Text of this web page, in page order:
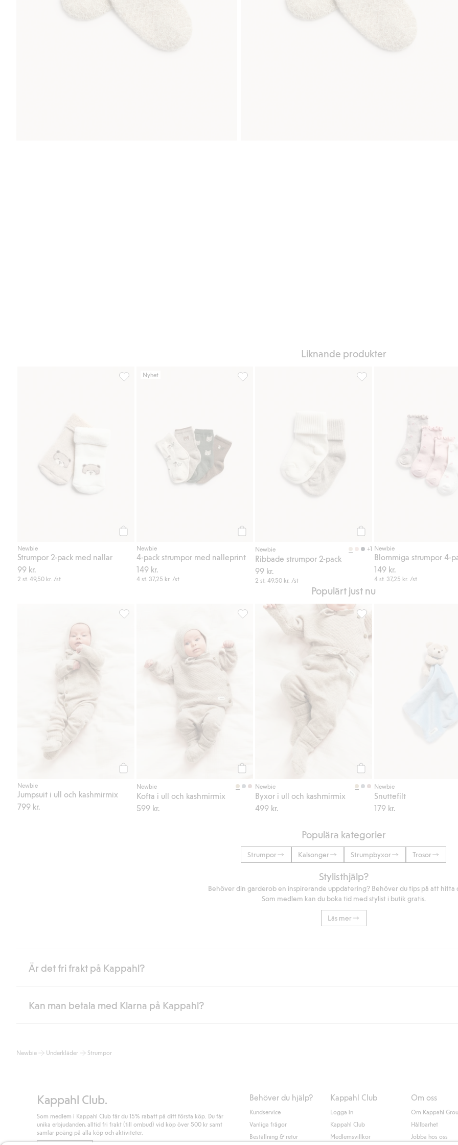
Liknande produkter
Newbie
Strumpor 2-pack med nallar
99 kr.
2 st. 49,50 kr. /st
Nyhet
Newbie
4-pack strumpor med nalleprint
149 kr.
4 st. 37,25 kr. /st
Newbie +1
Ribbade strumpor 2-pack
99 kr.
2 st.49,50 kr. /st
Newbie
Blommiga strumpor 4-
149 kr.
4 st. 37,25 kr. /st
Populärt just nu
Newbie
Jumpsuit i ull och kashmirmix
799 kr.
Jumpsuit i ull och kashmirmix, Lägg till i favoriter
Newbie
Kofta i ull och kashmirmix
599 kr.
Kofta i ull och kashmirmix, Lägg till i favoriter
Newbie
Byxor i ull och kashmirmix
499 kr.
Newbie
Snuttefilt
179 kr.
Populära kategorier
Strumpor Kalsonger Strumpbyxor Trosor
Stylisthjälp?
Behöver din garderob en inspirerande uppdatering? Behöver du tips på att hitta
Som medlem kan du boka tid med stylist i butik gratis.
Läs mer
Är det fri frakt på Kappahl?
Är du medlem i Kappahl Club har du alltid gratis frakt till butik eller om du handlar för över 500kr med leverans till ombud eller paketbox
Läs mer
Kan man betala med Klarna på Kappahl?
klicka på "Slutför köp" godkänner du Kappahls allmänna villkor.
Newbie Underkläder Strumpor
Kappahl Club.
Som medlem i Kappahl Club får du 15% rabatt på ditt första köp. Du får
unika erbjudanden, alltid fri frakt (till ombud) vid köp över 500 kr samt
samlar poäng på alla köp och aktiviteter.
Behöver du hjälp?
Kundservice
Vanliga frågor
Beställning & retur
Kappahl Club
Logga in
Kappahl Club
Medlemsvillkor
Om oss
Om Kappahl
Hållbarhet
Jobba hos oss